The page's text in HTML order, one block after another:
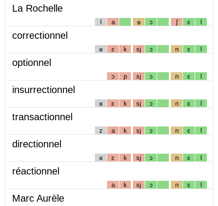
La Rochelle
l a ʁ ɔ ʃ ɛ l
correctionnel
ʁ ɛ k sj ɔ n ɛ l
optionnel
ɔ p sj ɔ n ɛ l
insurrectionnel
ʁ ɛ k sj ɔ n ɛ l
transactionnel
z a k sj ɔ n ɛ l
directionnel
ʁ ɛ k sj ɔ n ɛ l
réactionnel
a k sj ɔ n ɛ l
Marc Aurèle